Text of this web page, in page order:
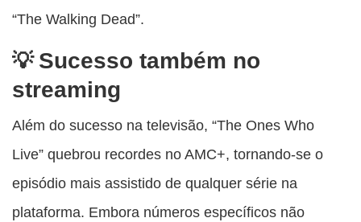
“The Walking Dead”.
Sucesso também no
streaming
Além do sucesso na televisão, “The Ones Who
Live” quebrou recordes no AMC+, tornando-se o
episódio mais assistido de qualquer série na
plataforma. Embora números específicos não